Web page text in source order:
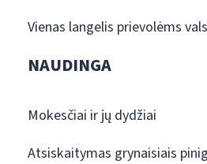
Vienas langelis prievolėms
NAUDINGA
Mokesčiai ir jų dydžiai
Atsiskaitymas grynaisiais